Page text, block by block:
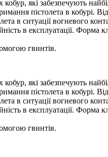
які забезпечують
пістолета в кобурі.
в ситуації вогневого
в експлуатації.
гвинтів.
які забезпечують
пістолета в кобурі.
в ситуації вогневого
в експлуатації.
гвинтів.